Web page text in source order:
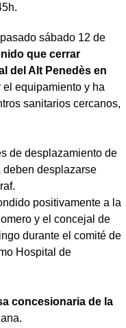
sábado 12 de
que cerrar
del Alt Penedès en
el equipamiento y ha
sanitarios cercanos,
de desplazamiento de
deben desplazarse
positivamente a la
y el concejal de
durante el comité de
Hospital de
concesionaria de la